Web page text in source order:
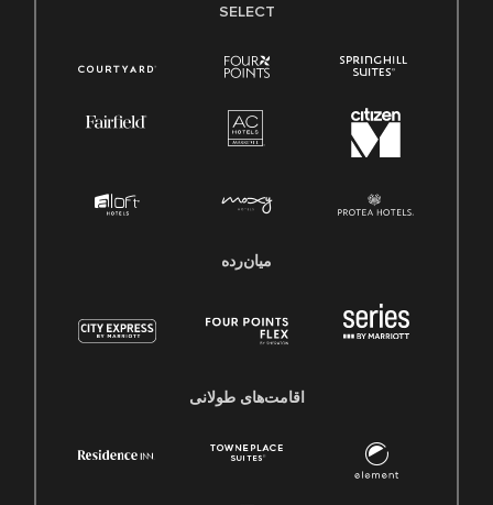
SELECT
میان‌رده
اقامت‌های طولانی